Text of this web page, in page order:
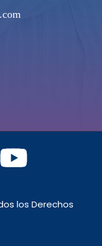
los Derechos